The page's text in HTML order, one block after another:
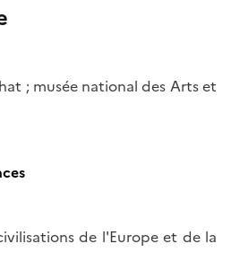
; musée national des Arts et
de l'Europe et de la